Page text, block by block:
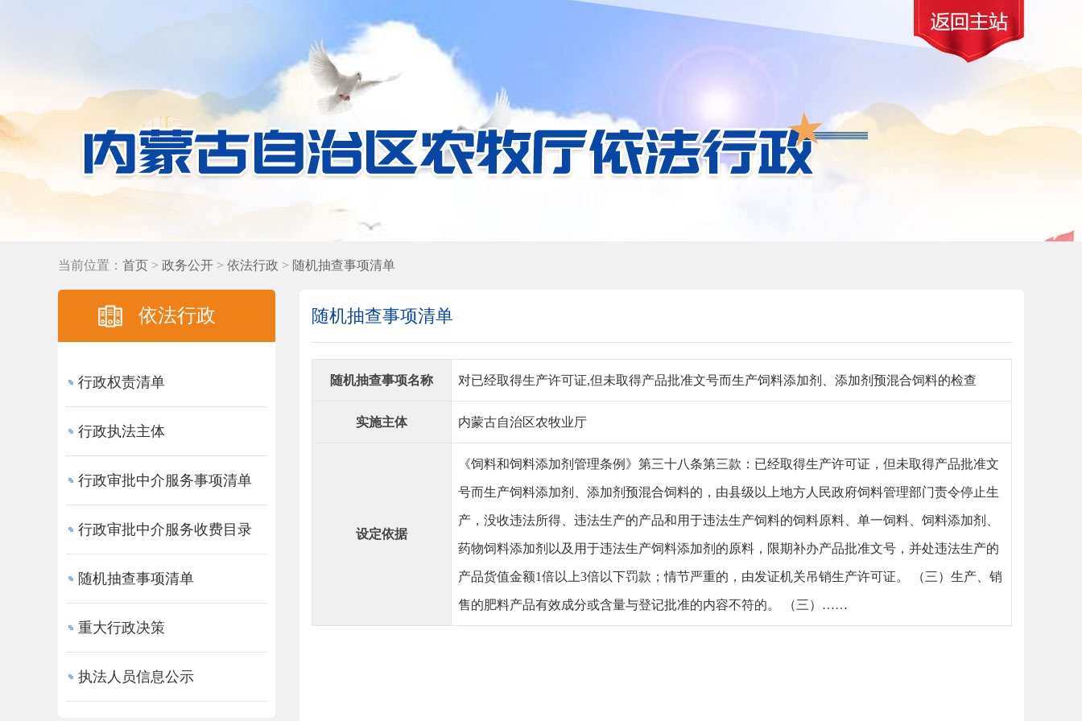
当前位置： 首页 > 政务公开 > 依法行政 > 随机抽查事项清单
依法行政
行政权责清单
行政执法主体
行政审批中介服务事项清单
行政审批中介服务收费目录
随机抽查事项清单
重大行政决策
执法人员信息公示
随机抽查事项清单
随机抽查事项名称 对已经取得生产许可证,但未取得产品批准文号而生产饲料添加剂、添加剂预混合饲料的检查
实施主体 内蒙古自治区农牧业厅
设定依据
《饲料和饲料添加剂管理条例》第三十八条第三款：已经取得生产许可证，但未取得产品批准文
号而生产饲料添加剂、添加剂预混合饲料的，由县级以上地方人民政府饲料管理部门责令停止生
产，没收违法所得、违法生产的产品和用于违法生产饲料的饲料原料、单一饲料、饲料添加剂、
药物饲料添加剂以及用于违法生产饲料添加剂的原料，限期补办产品批准文号，并处违法生产的
产品货值金额1倍以上3倍以下罚款；情节严重的，由发证机关吊销生产许可证。 （三）生产、销
售的肥料产品有效成分或含量与登记批准的内容不符的。 （三）……